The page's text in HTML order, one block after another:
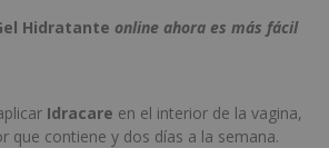
Hidratante online ahora es más fácil
Idracare en el interior de la vagina,
que contiene y dos días a la semana.